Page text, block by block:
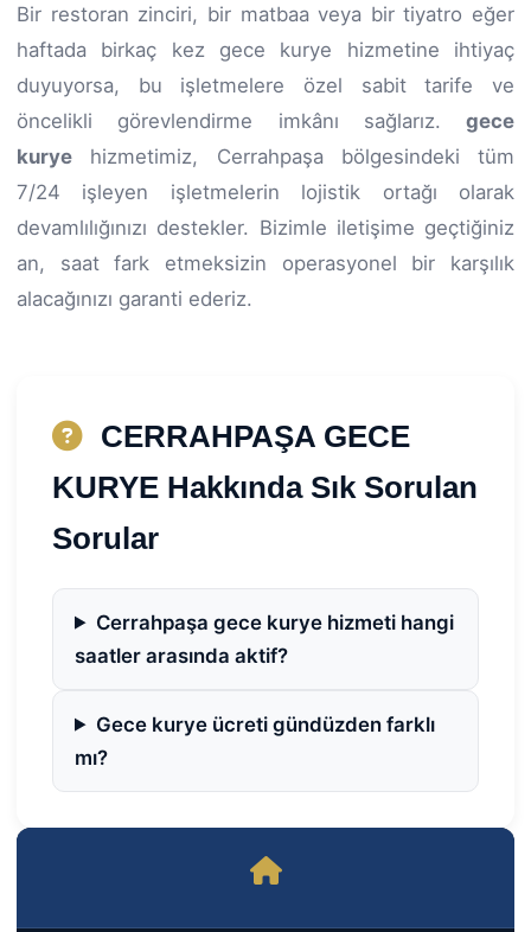
Bir restoran zinciri, bir matbaa veya bir tiyatro eğer
haftada birkaç kez gece kurye hizmetine ihtiyaç
duyuyorsa, bu işletmelere özel sabit tarife ve
öncelikli görevlendirme imkânı sağlarız. gece
kurye hizmetimiz, Cerrahpaşa bölgesindeki tüm
7/24 işleyen işletmelerin lojistik ortağı olarak
devamlılığınızı destekler. Bizimle iletişime geçtiğiniz
an, saat fark etmeksizin operasyonel bir karşılık
alacağınızı garanti ederiz.
CERRAHPAŞA GECE
KURYE Hakkında Sık Sorulan
Sorular
Cerrahpaşa gece kurye hizmeti hangi
saatler arasında aktif?
Gece kurye ücreti gündüzden farklı
mı?